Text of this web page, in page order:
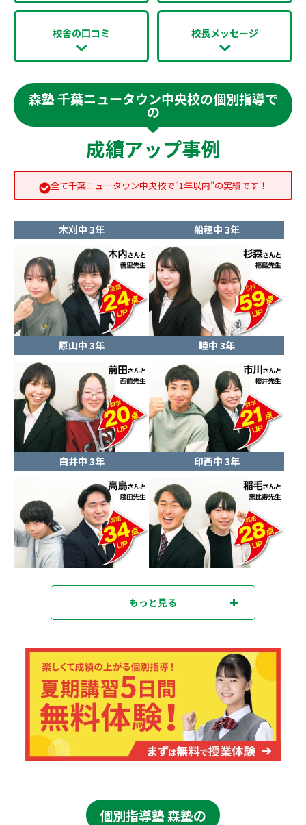
校舎の口コミ 校長メッセージ
森塾 千葉ニュータウン中央校の個別指導で
の
成績アップ事例
全て千葉ニュータウン中央校で"1年以内"の実績です！
木刈中 3年 船穂中 3年
原山中 3年 睦中 3年
白井中 3年 印西中 3年
もっと見る
個別指導塾 森塾の